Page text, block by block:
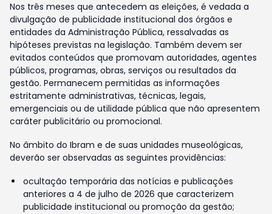
Nos três meses que antecedem as eleições, é vedada a
divulgação de publicidade institucional dos órgãos e
entidades da Administração Pública, ressalvadas as
hipóteses previstas na legislação. Também devem ser
evitados conteúdos que promovam autoridades, agentes
públicos, programas, obras, serviços ou resultados da
gestão. Permanecem permitidas as informações
estritamente administrativas, técnicas, legais,
emergenciais ou de utilidade pública que não apresentem
caráter publicitário ou promocional.
No âmbito do Ibram e de suas unidades museológicas,
deverão ser observadas as seguintes providências:
ocultação temporária das notícias e publicações
anteriores a 4 de julho de 2026 que caracterizem
publicidade institucional ou promoção da gestão;